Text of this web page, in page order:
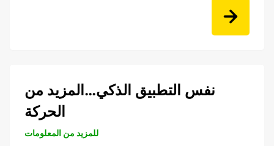
نفس التطبيق الذكي…المزيد من
الحركة
للمزيد من المعلومات